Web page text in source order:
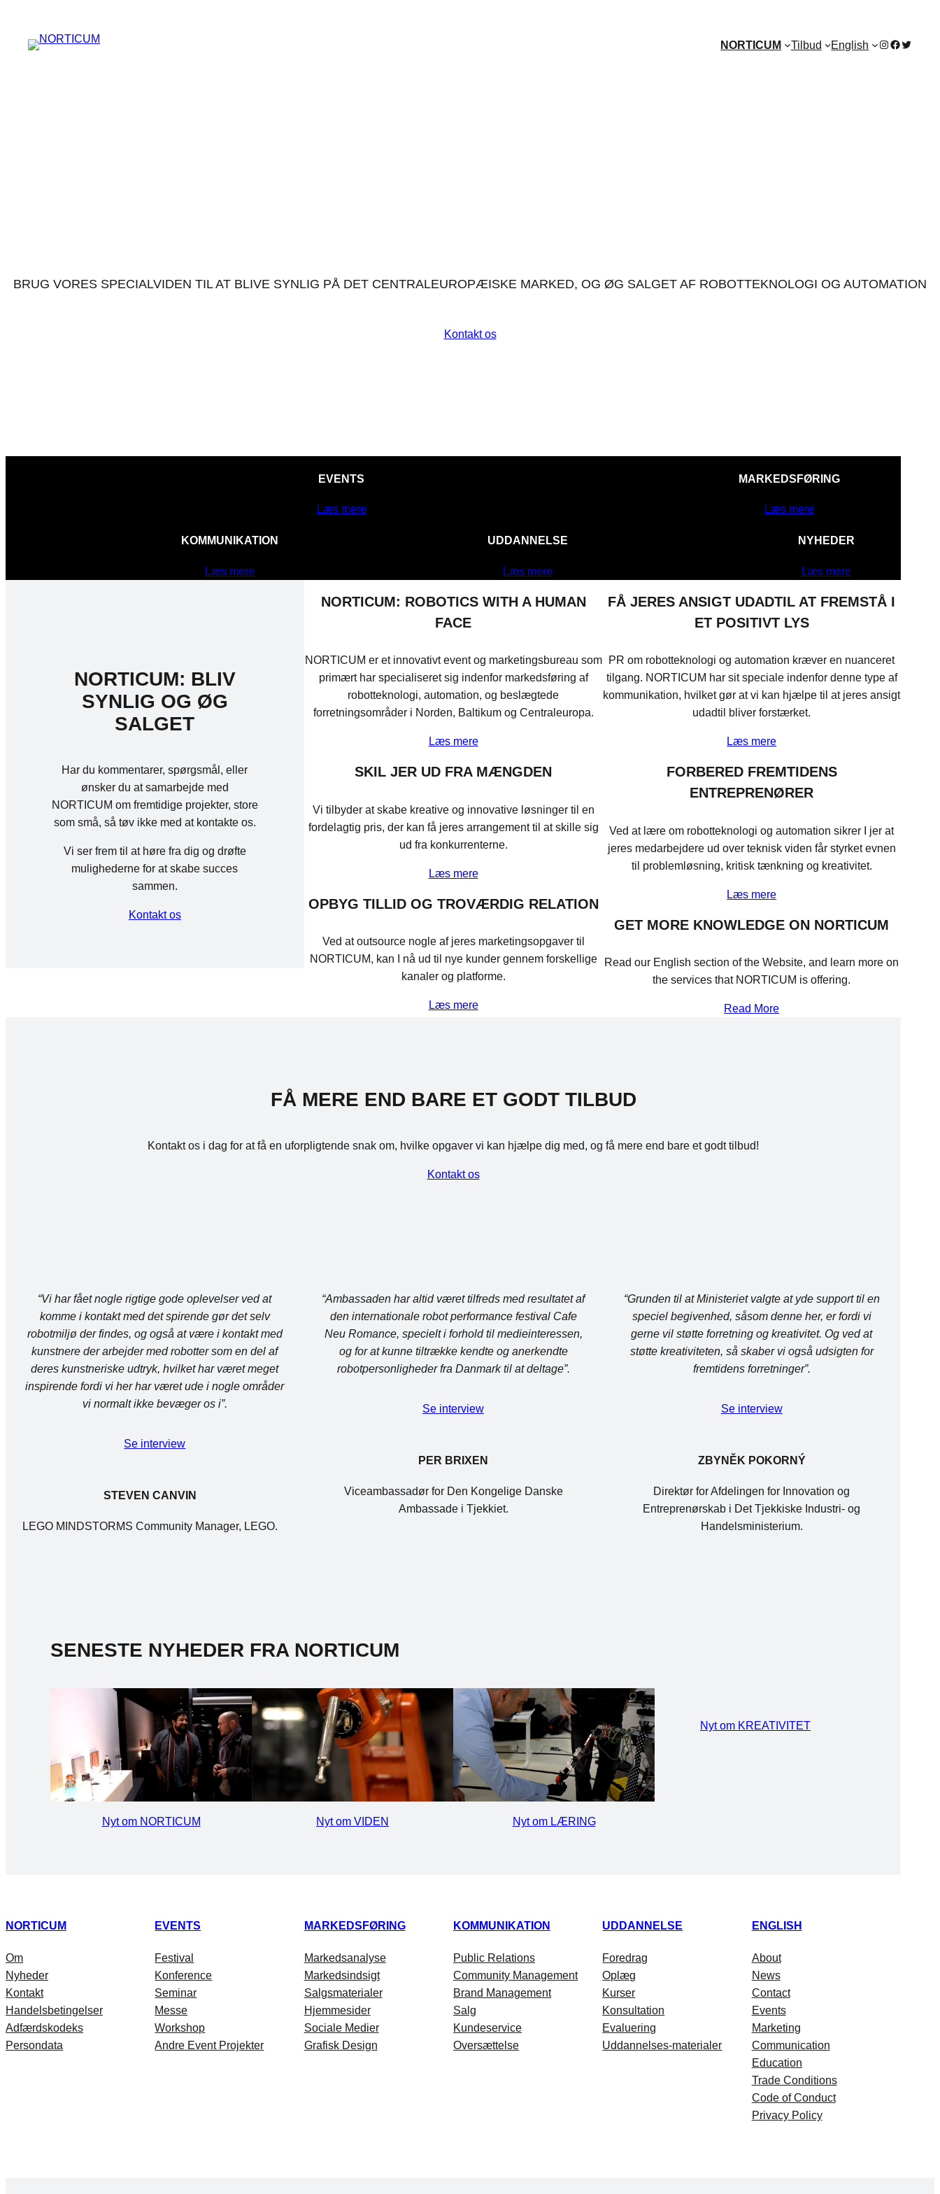
indhold
NORTICUM Tilbud English Instagram
Facebook
Twitter
BRUG VORES SPECIALVIDEN TIL AT BLIVE SYNLIG PÅ DET CENTRALEUROPÆISKE MARKED, OG ØG SALGET AF ROBOTTEKNOLOGI OG AUTOMATION
Kontakt os
EVENTS
Læs mere
MARKEDSFØRING
Læs mere
KOMMUNIKATION
Læs mere
UDDANNELSE
Læs mere
NYHEDER
Læs mere
NORTICUM: BLIV
SYNLIG OG ØG
SALGET
Har du kommentarer, spørgsmål, eller
ønsker du at samarbejde med
NORTICUM om fremtidige projekter, store
som små, så tøv ikke med at kontakte os.
Vi ser frem til at høre fra dig og drøfte
mulighederne for at skabe succes
sammen.
Kontakt os
NORTICUM: ROBOTICS WITH A HUMAN
FACE
NORTICUM er et innovativt event og marketingsbureau som
primært har specialiseret sig indenfor markedsføring af
robotteknologi, automation, og beslægtede
forretningsområder i Norden, Baltikum og Centraleuropa.
Læs mere
SKIL JER UD FRA MÆNGDEN
Vi tilbyder at skabe kreative og innovative løsninger til en
fordelagtig pris, der kan få jeres arrangement til at skille sig
ud fra konkurrenterne.
Læs mere
OPBYG TILLID OG TROVÆRDIG RELATION
Ved at outsource nogle af jeres marketingsopgaver til
NORTICUM, kan I nå ud til nye kunder gennem forskellige
kanaler og platforme.
Læs mere
FÅ JERES ANSIGT UDADTIL AT FREMSTÅ I
ET POSITIVT LYS
PR om robotteknologi og automation kræver en nuanceret
tilgang. NORTICUM har sit speciale indenfor denne type af
kommunikation, hvilket gør at vi kan hjælpe til at jeres ansigt
udadtil bliver forstærket.
Læs mere
FORBERED FREMTIDENS
ENTREPRENØRER
Ved at lære om robotteknologi og automation sikrer I jer at
jeres medarbejdere ud over teknisk viden får styrket evnen
til problemløsning, kritisk tænkning og kreativitet.
Læs mere
GET MORE KNOWLEDGE ON NORTICUM
Read our English section of the Website, and learn more on
the services that NORTICUM is offering.
Read More
FÅ MERE END BARE ET GODT TILBUD
Kontakt os i dag for at få en uforpligtende snak om, hvilke opgaver vi kan hjælpe dig med, og få mere end bare et godt tilbud!
Kontakt os
“Vi har fået nogle rigtige gode oplevelser ved at
komme i kontakt med det spirende gør det selv
robotmiljø der findes, og også at være i kontakt med
kunstnere der arbejder med robotter som en del af
deres kunstneriske udtryk, hvilket har været meget
inspirende fordi vi her har været ude i nogle områder
vi normalt ikke bevæger os i”.
Se interview
STEVEN CANVIN
LEGO MINDSTORMS Community Manager, LEGO.
“Ambassaden har altid været tilfreds med resultatet af
den internationale robot performance festival Cafe
Neu Romance, specielt i forhold til medieinteressen,
og for at kunne tiltrække kendte og anerkendte
robotpersonligheder fra Danmark til at deltage”.
Se interview
PER BRIXEN
Viceambassadør for Den Kongelige Danske
Ambassade i Tjekkiet.
“Grunden til at Ministeriet valgte at yde support til en
speciel begivenhed, såsom denne her, er fordi vi
gerne vil støtte forretning og kreativitet. Og ved at
støtte kreativiteten, så skaber vi også udsigten for
fremtidens forretninger”.
Se interview
ZBYNĚK POKORNÝ
Direktør for Afdelingen for Innovation og
Entreprenørskab i Det Tjekkiske Industri- og
Handelsministerium.
SENESTE NYHEDER FRA NORTICUM
Nyt om NORTICUM Nyt om VIDEN Nyt om LÆRING
Nyt om KREATIVITET
NORTICUM
Om
Nyheder
Kontakt
Handelsbetingelser
Adfærdskodeks
Persondata
EVENTS
Festival
Konference
Seminar
Messe
Workshop
Andre Event Projekter
MARKEDSFØRING
Markedsanalyse
Markedsindsigt
Salgsmaterialer
Hjemmesider
Sociale Medier
Grafisk Design
KOMMUNIKATION
Public Relations
Community Management
Brand Management
Salg
Kundeservice
Oversættelse
UDDANNELSE
Foredrag
Oplæg
Kurser
Konsultation
Evaluering
Uddannelses-materialer
ENGLISH
About
News
Contact
Events
Marketing
Communication
Education
Trade Conditions
Code of Conduct
Privacy Policy